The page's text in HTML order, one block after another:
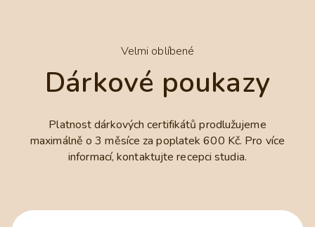
Velmi oblíbené
Dárkové poukazy
Platnost dárkových certifikátů prodlužujeme
maximálně o 3 měsíce za poplatek 600 Kč. Pro více
informací, kontaktujte recepci studia.